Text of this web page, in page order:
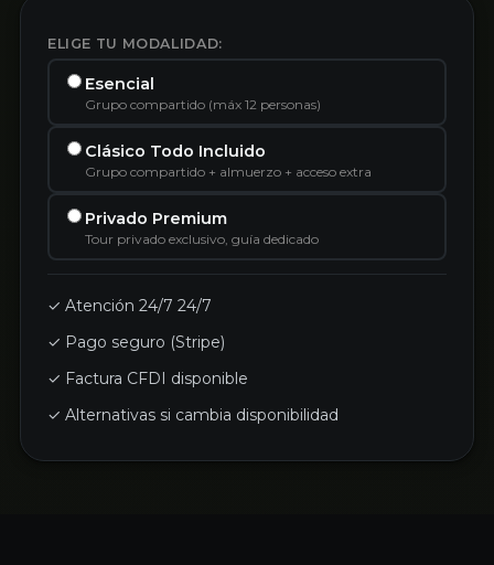
ELIGE TU MODALIDAD:
Esencial
Grupo compartido (máx 12 personas)
Clásico Todo Incluido
Grupo compartido + almuerzo + acceso extra
Privado Premium
Tour privado exclusivo, guía dedicado
✓ Atención 24/7 24/7
✓ Pago seguro (Stripe)
✓ Factura CFDI disponible
✓ Alternativas si cambia disponibilidad